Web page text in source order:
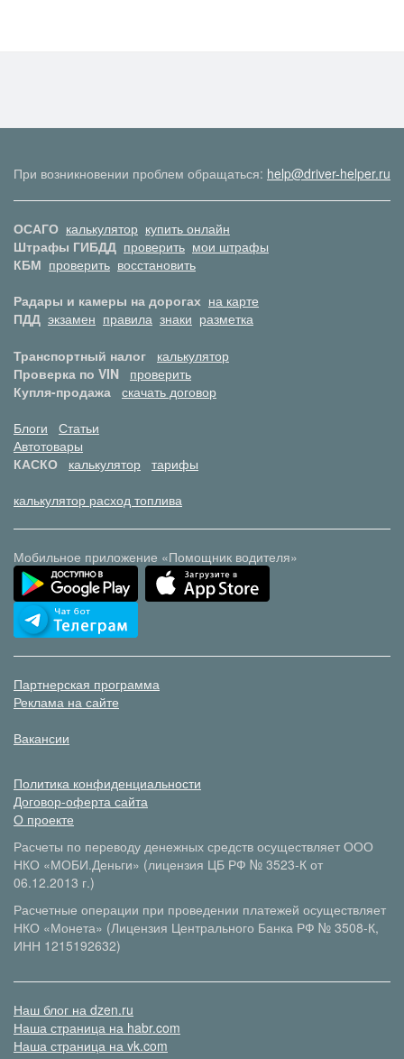
При возникновении проблем обращаться: help@driver-helper.ru
ОСАГО калькулятор купить онлайн
Штрафы ГИБДД проверить мои штрафы
КБМ проверить восстановить
Радары и камеры на дорогах на карте
ПДД экзамен правила знаки разметка
Транспортный налог
калькулятор
Проверка по VIN
проверить
Купля-продажа скачать договор
Блоги
Статьи
Автотовары
КАСКО
калькулятор тарифы
калькулятор расход топлива
Мобильное приложение «Помощник водителя»
Партнерская программа
Реклама на сайте
Вакансии
Политика конфиденциальности
Договор-оферта сайта
О проекте
Расчеты по переводу денежных средств осуществляет ООО
НКО «МОБИ.Деньги» (лицензия ЦБ РФ № 3523-К от
06.12.2013 г.)
Расчетные операции при проведении платежей осуществляет
НКО «Монета» (Лицензия Центрального Банка РФ № 3508-К,
ИНН 1215192632)
Наш блог на dzen.ru
Наша страница на habr.com
Наша страница на vk.com